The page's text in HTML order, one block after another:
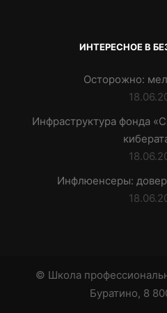
ИНТЕРЕСНОЕ В
Осторожно:
Инфраструктура фонда
Инфлюенсеры:
© Школа
Буратино, 8